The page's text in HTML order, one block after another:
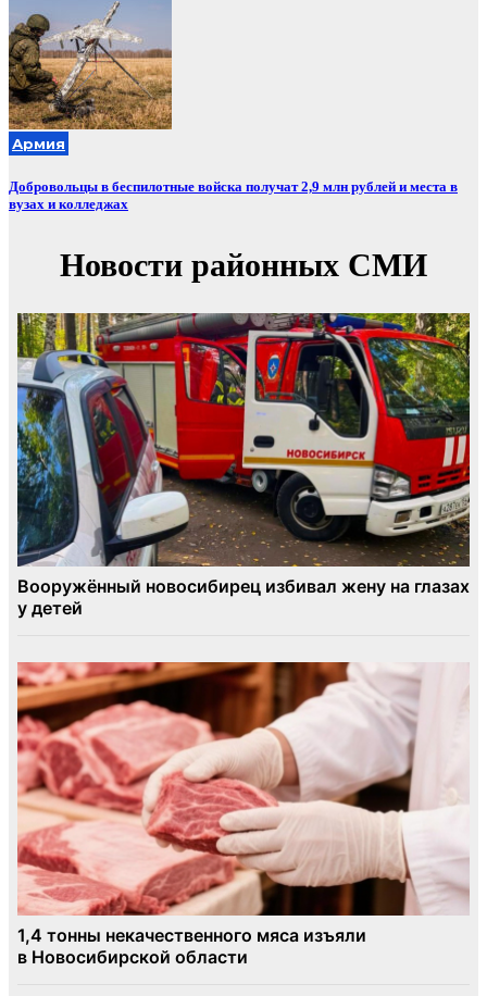
Армия
Добровольцы в беспилотные войска получат 2,9 млн рублей и места в
вузах и колледжах